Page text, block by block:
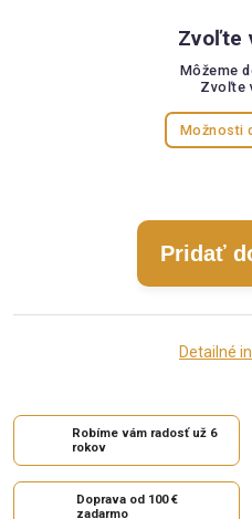
Zvoľte
Môžeme
Zvoľte
Možnosti
Pridať
Detailné
Robíme vám radosť už 6
rokov
Doprava od 100 €
zadarmo